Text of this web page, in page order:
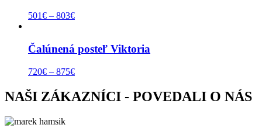
501€ – 803€
Čalúnená posteľ Viktoria
720€ – 875€
NAŠI ZÁKAZNÍCI - POVEDALI O NÁS